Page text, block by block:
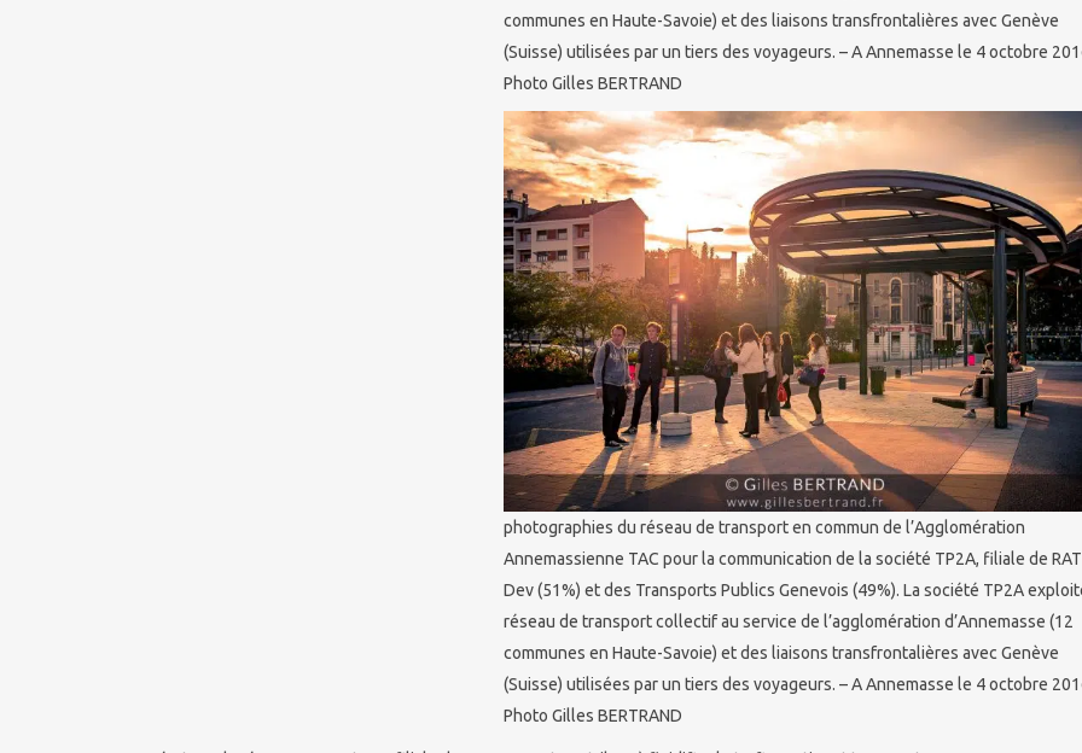
communes en Haute-Savoie) et des liaisons transfrontalières avec Genève
(Suisse) utilisées par un tiers des voyageurs. – A Annemasse le 4 octobre
Photo Gilles BERTRAND
photographies du réseau de transport en commun de l’Agglomération
Annemassienne TAC pour la communication de la société TP2A, filiale de
Dev (51%) et des Transports Publics Genevois (49%). La société TP2A
réseau de transport collectif au service de l’agglomération d’Annemasse (12
communes en Haute-Savoie) et des liaisons transfrontalières avec Genève
(Suisse) utilisées par un tiers des voyageurs. – A Annemasse le 4 octobre
Photo Gilles BERTRAND